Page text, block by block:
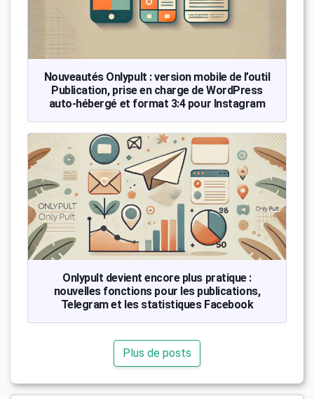
Nouveautés Onlypult : version mobile de l’outil
Publication, prise en charge de WordPress
auto-hébergé et format 3:4 pour Instagram
Onlypult devient encore plus pratique :
nouvelles fonctions pour les publications,
Telegram et les statistiques Facebook
Plus de posts